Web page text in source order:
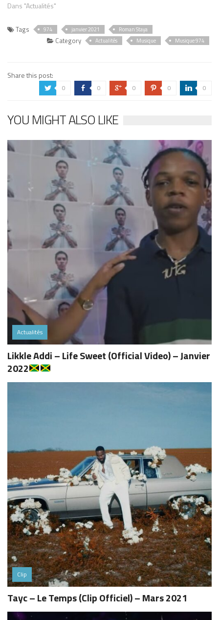
Dans "Actualités"
Tags 974 janvier 2021 Roman Staya
Category Actualités Musique Musique 974
Share this post:
a 0 b 0 c 0 d 0 j 0
YOU MIGHT ALSO LIKE
Actualités
Likkle Addi – Life Sweet (Official Video) – Janvier
2022
Clip
Tayc – Le Temps (Clip Officiel) – Mars 2021